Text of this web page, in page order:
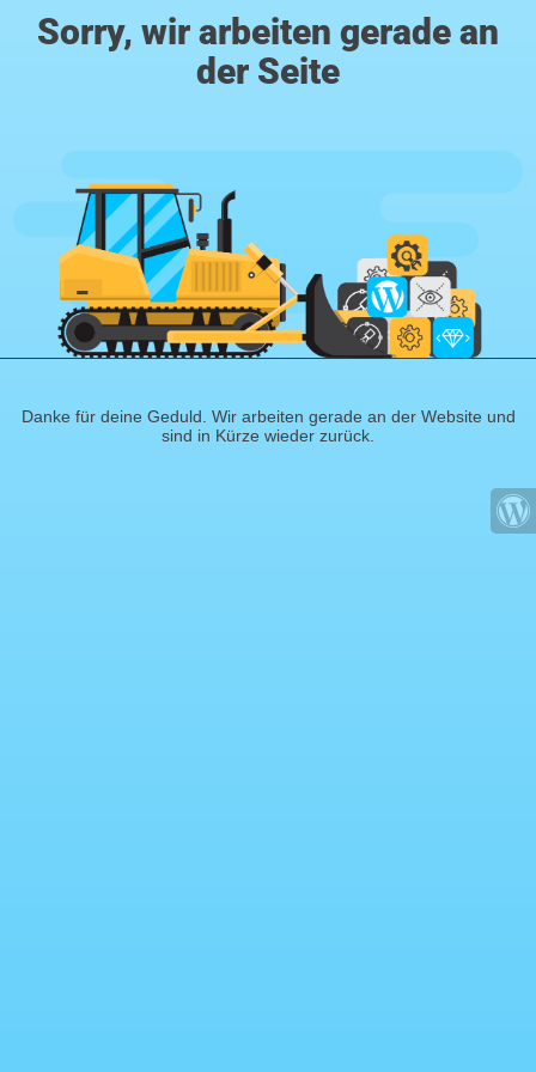
Sorry, wir arbeiten gerade an
der Seite
Danke für deine Geduld. Wir arbeiten gerade an der Website und
sind in Kürze wieder zurück.